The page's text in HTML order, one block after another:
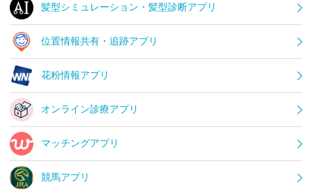
髪型シミュレーション・髪型診断アプリ
位置情報共有・追跡アプリ
花粉情報アプリ
オンライン診療アプリ
マッチングアプリ
競馬アプリ